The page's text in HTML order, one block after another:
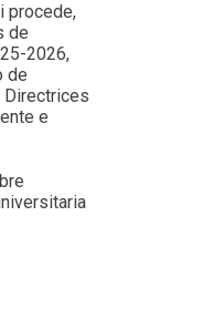
procede,
de
2026,
de
Directrices
e